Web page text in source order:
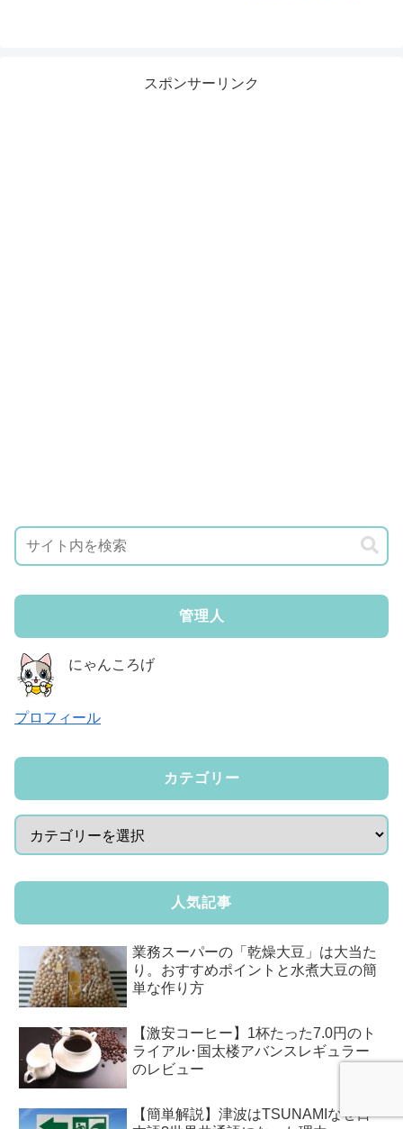
スポンサーリンク
管理人
にゃんころげ
プロフィール
カテゴリー
人気記事
業務スーパーの「乾燥大豆」は大当た
り。おすすめポイントと水煮大豆の簡
単な作り方
【激安コーヒー】1杯たった7.0円のト
ライアル･国太楼アバンスレギュラー
のレビュー
【簡単解説】津波はTSUNAMIなぜ日